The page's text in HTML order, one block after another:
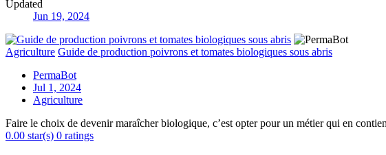
Updated
Jun 19, 2024
Agriculture Guide de production poivrons et tomates biologiques sous abris
PermaBot
Jul 1, 2024
Agriculture
Faire le choix de devenir maraîcher biologique, c’est opter pour un métier qui en
0.00 star(s) 0 ratings